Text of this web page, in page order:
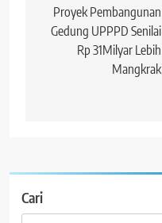
pos
Proyek Pembangunan
Gedung UPPPD Senilai
Rp 31Milyar Lebih
Mangkrak
Cari